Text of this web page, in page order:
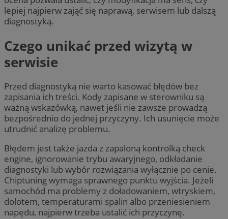
lepiej najpierw zająć się naprawą, serwisem lub dalszą
diagnostyką.
Czego unikać przed wizytą w
serwisie
Przed diagnostyką nie warto kasować błędów bez
zapisania ich treści. Kody zapisane w sterowniku są
ważną wskazówką, nawet jeśli nie zawsze prowadzą
bezpośrednio do jednej przyczyny. Ich usunięcie może
utrudnić analizę problemu.
Błędem jest także jazda z zapaloną kontrolką check
engine, ignorowanie trybu awaryjnego, odkładanie
diagnostyki lub wybór rozwiązania wyłącznie po cenie.
Chiptuning wymaga sprawnego punktu wyjścia. Jeżeli
samochód ma problemy z doładowaniem, wtryskiem,
dolotem, temperaturami spalin albo przeniesieniem
napędu, najpierw trzeba ustalić ich przyczynę.